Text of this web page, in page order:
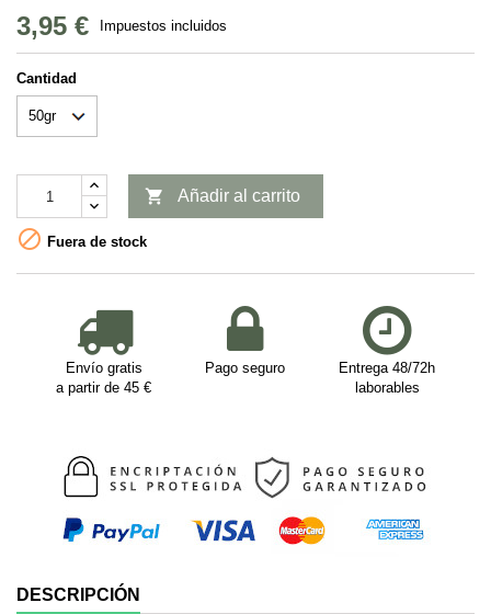
3,95 € Impuestos incluidos
Cantidad
 Añadir al carrito
 Fuera de stock
Envío gratis
a partir de 45 €
Pago seguro
Entrega 48/72h
laborables
DESCRIPCIÓN